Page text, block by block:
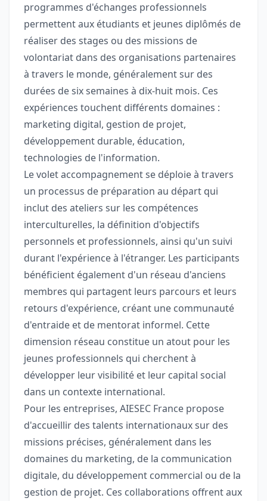
programmes d'échanges professionnels
permettent aux étudiants et jeunes diplômés de
réaliser des stages ou des missions de
volontariat dans des organisations partenaires
à travers le monde, généralement sur des
durées de six semaines à dix-huit mois. Ces
expériences touchent différents domaines :
marketing digital, gestion de projet,
développement durable, éducation,
technologies de l'information.
Le volet accompagnement se déploie à travers
un processus de préparation au départ qui
inclut des ateliers sur les compétences
interculturelles, la définition d'objectifs
personnels et professionnels, ainsi qu'un suivi
durant l'expérience à l'étranger. Les participants
bénéficient également d'un réseau d'anciens
membres qui partagent leurs parcours et leurs
retours d'expérience, créant une communauté
d'entraide et de mentorat informel. Cette
dimension réseau constitue un atout pour les
jeunes professionnels qui cherchent à
développer leur visibilité et leur capital social
dans un contexte international.
Pour les entreprises, AIESEC France propose
d'accueillir des talents internationaux sur des
missions précises, généralement dans les
domaines du marketing, de la communication
digitale, du développement commercial ou de la
gestion de projet. Ces collaborations offrent aux